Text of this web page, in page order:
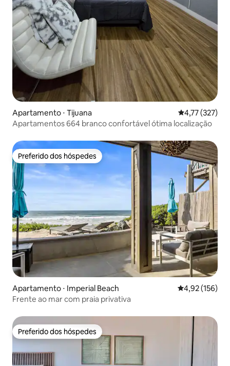
Apartamento ⋅ Tijuana 4,77 de uma
4,77 (327)
Apartamentos 664 branco confortável ótima localização
Preferido dos hóspedes
Preferido dos hóspedes
Apartamento ⋅ Imperial Beach 4,92 de uma
4,92 (156)
Frente ao mar com praia privativa
Preferido dos hóspedes
Preferido dos hóspedes